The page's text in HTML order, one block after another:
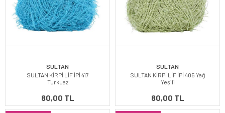
SULTAN
SULTAN KİRPİ LİF İPİ 417
Turkuaz
80,00 TL
SULTAN
SULTAN KİRPİ LİF İPİ 405 Yağ
Yeşili
80,00 TL